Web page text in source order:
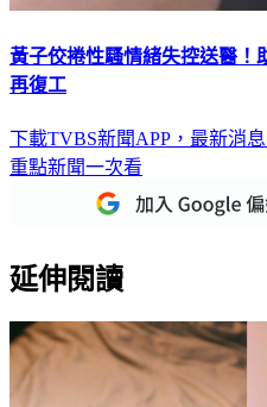
黃子佼捲性騷情緒失控送醫
再復工
下載TVBS新聞APP，最新消
重點新聞一次看
延伸閱讀